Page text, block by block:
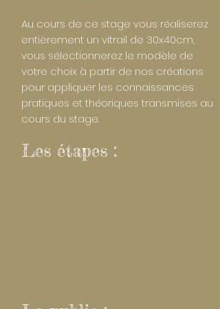
Au cours de ce stage vous réaliserez
entièrement un vitrail de 30x40cm,
vous sélectionnerez le modèle de
votre choix à partir de nos créations
pour appliquer les connaissances
pratiques et théoriques transmises au
cours du stage.
Les étapes :